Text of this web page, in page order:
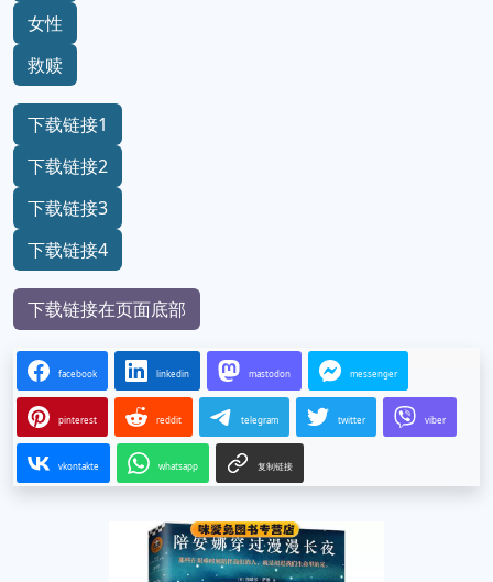
女性
救赎
下载链接1
下载链接2
下载链接3
下载链接4
下载链接在页面底部
facebook linkedin mastodon messenger
pinterest reddit telegram twitter viber
vkontakte whatsapp 复制链接